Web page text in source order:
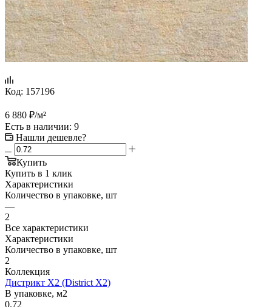
Код: 157196
6 880 ₽/м²
Есть в наличии: 9
Нашли дешевле?
Купить
Купить в 1 клик
Характеристики
Количество в упаковке, шт
—
2
Все характеристики
Характеристики
Количество в упаковке, шт
2
Коллекция
Дистрикт X2 (District X2)
В упаковке, м2
0.72